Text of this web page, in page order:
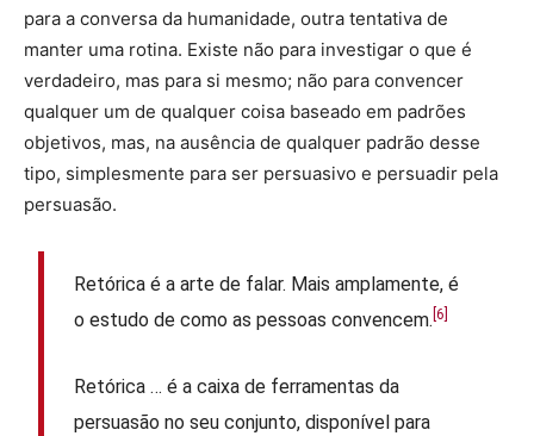
para a conversa da humanidade, outra tentativa de
manter uma rotina. Existe não para investigar o que é
verdadeiro, mas para si mesmo; não para convencer
qualquer um de qualquer coisa baseado em padrões
objetivos, mas, na ausência de qualquer padrão desse
tipo, simplesmente para ser persuasivo e persuadir pela
persuasão.
Retórica é a arte de falar. Mais amplamente, é
o estudo de como as pessoas convencem.[6]
Retórica … é a caixa de ferramentas da
persuasão no seu conjunto, disponível para